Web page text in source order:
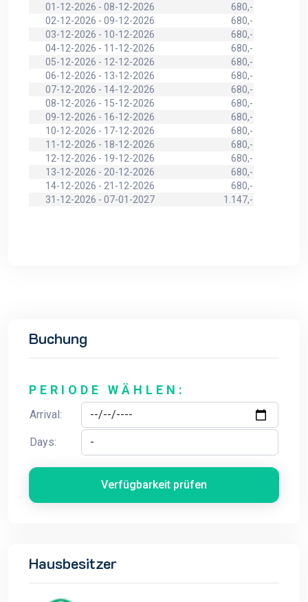
01-12-2026 - 08-12-2026
680,-
02-12-2026 - 09-12-2026
680,-
03-12-2026 - 10-12-2026
680,-
04-12-2026 - 11-12-2026
680,-
05-12-2026 - 12-12-2026
680,-
06-12-2026 - 13-12-2026
680,-
07-12-2026 - 14-12-2026
680,-
08-12-2026 - 15-12-2026
680,-
09-12-2026 - 16-12-2026
680,-
10-12-2026 - 17-12-2026
680,-
11-12-2026 - 18-12-2026
680,-
12-12-2026 - 19-12-2026
680,-
13-12-2026 - 20-12-2026
680,-
14-12-2026 - 21-12-2026
680,-
31-12-2026 - 07-01-2027
1.147,-
Buchung
PERIODE WÄHLEN:
Arrival:
Days:
Verfügbarkeit prüfen
Hausbesitzer